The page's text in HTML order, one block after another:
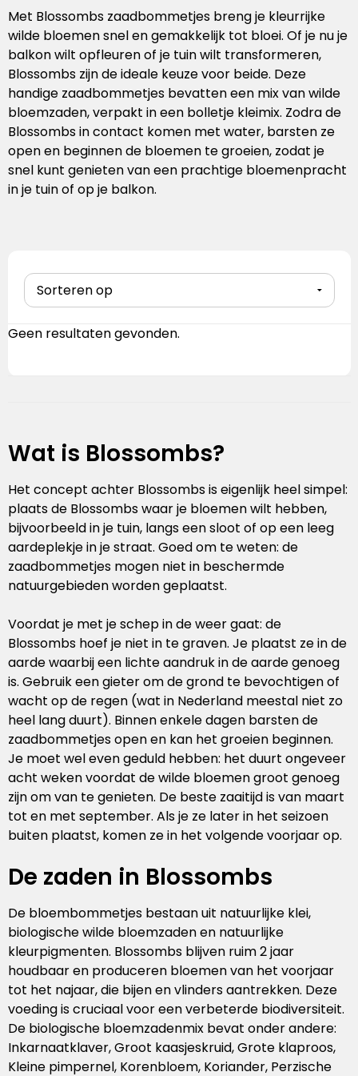
Handschoenen
Caps
Sokken
Baby & kids
Sportkleding
Laptoptassen
Schoudertassen
Overige tassen
Pennenset
Bekers & mokken
Glaswerk
Lunchitems
Overige kantooritems
Wijnhouders
Schorten
Snijplanken
Eten & drinken
Overige items
Mepal
Mizu
Native Spirit
Neutral
Ocean Bottle
Senator
Sprout
Tap Out
Tony's Chocolonely
Met Blossombs zaadbommetjes breng je kleurrijke
wilde bloemen snel en gemakkelijk tot bloei. Of je nu je
balkon wilt opfleuren of je tuin wilt transformeren,
Blossombs zijn de ideale keuze voor beide. Deze
handige zaadbommetjes bevatten een mix van wilde
bloemzaden, verpakt in een bolletje kleimix. Zodra de
Blossombs in contact komen met water, barsten ze
open en beginnen de bloemen te groeien, zodat je
snel kunt genieten van een prachtige bloemenpracht
in je tuin of op je balkon.
Geen resultaten gevonden.
Wat is Blossombs?
Het concept achter Blossombs is eigenlijk heel simpel:
plaats de Blossombs waar je bloemen wilt hebben,
bijvoorbeeld in je tuin, langs een sloot of op een leeg
aardeplekje in je straat. Goed om te weten: de
zaadbommetjes mogen niet in beschermde
natuurgebieden worden geplaatst.
Voordat je met je schep in de weer gaat: de
Blossombs hoef je niet in te graven. Je plaatst ze in de
aarde waarbij een lichte aandruk in de aarde genoeg
is. Gebruik een gieter om de grond te bevochtigen of
wacht op de regen (wat in Nederland meestal niet zo
heel lang duurt). Binnen enkele dagen barsten de
zaadbommetjes open en kan het groeien beginnen.
Je moet wel even geduld hebben: het duurt ongeveer
acht weken voordat de wilde bloemen groot genoeg
zijn om van te genieten. De beste zaaitijd is van maart
tot en met september. Als je ze later in het seizoen
buiten plaatst, komen ze in het volgende voorjaar op.
De zaden in Blossombs
De bloembommetjes bestaan uit natuurlijke klei,
biologische wilde bloemzaden en natuurlijke
kleurpigmenten. Blossombs blijven ruim 2 jaar
houdbaar en produceren bloemen van het voorjaar
tot het najaar, die bijen en vlinders aantrekken. Deze
voeding is cruciaal voor een verbeterde biodiversiteit.
De biologische bloemzadenmix bevat onder andere:
Inkarnaatklaver, Groot kaasjeskruid, Grote klaproos,
Kleine pimpernel, Korenbloem, Koriander, Perzische